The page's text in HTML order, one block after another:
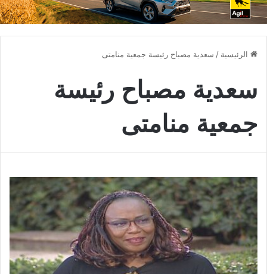
الرئيسية / سعدية مصباح رئيسة جمعية منامتى
سعدية مصباح رئيسة
جمعية منامتى